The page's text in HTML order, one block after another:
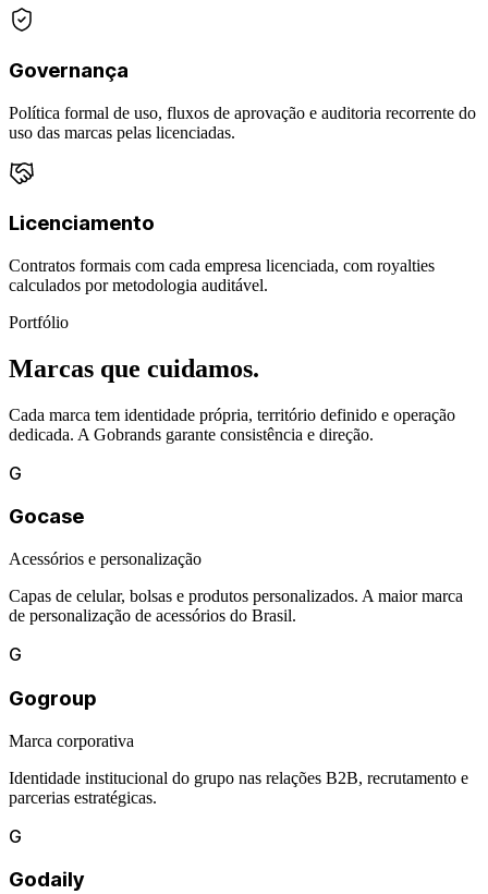
Governança
Política formal de uso, fluxos de aprovação e auditoria recorrente do
uso das marcas pelas licenciadas.
Licenciamento
Contratos formais com cada empresa licenciada, com royalties
calculados por metodologia auditável.
Portfólio
Marcas que cuidamos.
Cada marca tem identidade própria, território definido e operação
dedicada. A Gobrands garante consistência e direção.
G
Gocase
Acessórios e personalização
Capas de celular, bolsas e produtos personalizados. A maior marca
de personalização de acessórios do Brasil.
G
Gogroup
Marca corporativa
Identidade institucional do grupo nas relações B2B, recrutamento e
parcerias estratégicas.
G
Godaily